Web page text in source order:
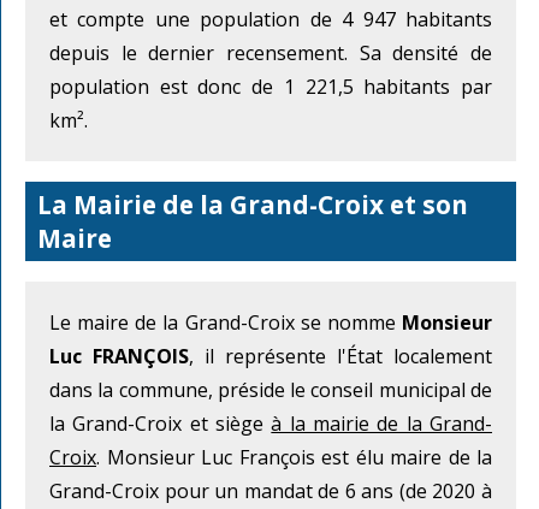
et compte une population de 4 947 habitants
depuis le dernier recensement. Sa densité de
population est donc de 1 221,5 habitants par
km².
La Mairie de la Grand-Croix et son
Maire
Le maire de la Grand-Croix se nomme Monsieur
Luc FRANÇOIS, il représente l'État localement
dans la commune, préside le conseil municipal de
la Grand-Croix et siègeà la mairie de la Grand-
Croix. Monsieur Luc François est élu maire de la
Grand-Croix pour un mandat de 6 ans (de 2020 à